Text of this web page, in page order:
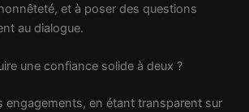
et à poser des questions
au dialogue.
une confiance solide à deux ?
engagements, en étant transparent sur